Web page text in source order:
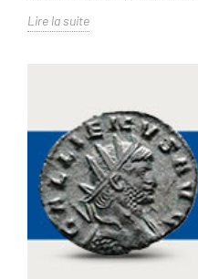
Lire la suite